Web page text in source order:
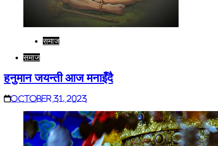
समाज
समाज
हनुमान जयन्ती आज मनाइँदै
October 31, 2023